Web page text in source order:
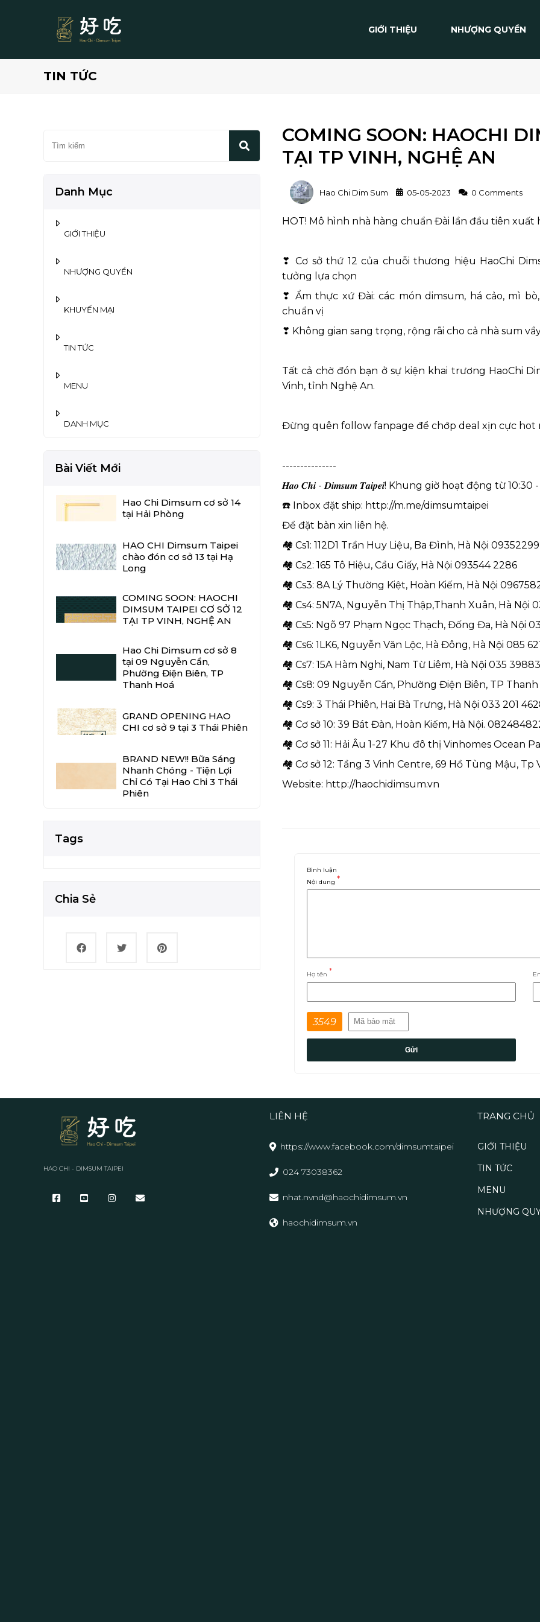
GIỚI THIỆU NHƯỢNG QUYỀN
TIN TỨC
COMING SOON: HAOCHI
TẠI TP VINH, NGHỆ AN
Hao Chi Dim Sum 05-05-2023 0 Comments
HOT! Mô hình nhà hàng chuẩn Đài lần đầu tiên xuất
❣ Cơ sở thứ 12 của chuỗi thương hiệu HaoChi
tưởng lựa chọn
❣ Ẩm thực xứ Đài: các món dimsum, há cảo, mì
chuẩn vị
❣ Không gian sang trọng, rộng rãi cho cả nhà sum
Tất cả chờ đón bạn ở sự kiện khai trương HaoChi
Vinh, tỉnh Nghệ An.
Đừng quên follow fanpage để chớp deal xịn cực hot
---------------
𝑯𝒂𝒐 𝑪𝒉𝒊 - 𝑫𝒊𝒎𝒔𝒖𝒎 𝑻𝒂𝒊𝒑𝒆𝒊! Khung giờ hoạt động từ 10:30
☎️ Inbox đặt ship: http://m.me/dimsumtaipei
Để đặt bàn xin liên hệ.
🏘 Cs1: 112D1 Trần Huy Liệu, Ba Đình, Hà Nội
🏘 Cs2: 165 Tô Hiệu, Cầu Giấy, Hà Nội 093544 2286
🏘 Cs3: 8A Lý Thường Kiệt, Hoàn Kiếm, Hà Nội
🏘 Cs4: 5N7A, Nguyễn Thị Thập,Thanh Xuân, Hà Nội
🏘 Cs5: Ngõ 97 Phạm Ngọc Thạch, Đống Đa, Hà Nội
🏘 Cs6: 1LK6, Nguyễn Văn Lộc, Hà Đông, Hà Nội 085
🏘 Cs7: 15A Hàm Nghi, Nam Từ Liêm, Hà Nội 035
🏘 Cs8: 09 Nguyễn Cẩn, Phường Điện Biên, TP Thanh
🏘 Cs9: 3 Thái Phiên, Hai Bà Trưng, Hà Nội 033 201
🏘 Cơ sở 10: 39 Bát Đàn, Hoàn Kiếm, Hà Nội.
🏘 Cơ sở 11: Hải Âu 1-27 Khu đô thị Vinhomes Ocean
🏘 Cơ sở 12: Tầng 3 Vinh Centre, 69 Hồ Tùng Mậu, Tp
Website: http://haochidimsum.vn
Bình luận
Nội dung *
Họ tên *
3549
Gửi
Danh Mục
GIỚI THIỆU
NHƯỢNG QUYỀN
KHUYẾN MẠI
TIN TỨC
MENU
DANH MỤC
Bài Viết Mới
Hao Chi Dimsum cơ sở 14
tại Hải Phòng
HAO CHI Dimsum Taipei
chào đón cơ sở 13 tại Hạ
Long
COMING SOON: HAOCHI
DIMSUM TAIPEI CƠ SỞ 12
TẠI TP VINH, NGHỆ AN
Hao Chi Dimsum cơ sở 8
tại 09 Nguyễn Cẩn,
Phường Điện Biên, TP
Thanh Hoá
GRAND OPENING HAO
CHI cơ sở 9 tại 3 Thái Phiên
BRAND NEW!! Bữa Sáng
Nhanh Chóng - Tiện Lợi
Chỉ Có Tại Hao Chi 3 Thái
Phiên
Tags
Chia Sẻ
HAO CHI - DIMSUM TAIPEI
LIÊN HỆ
https://www.facebook.com/dimsumtaipei
024 73038362
nhat.nvnd@haochidimsum.vn
haochidimsum.vn
TRANG CHỦ
GIỚI THIỆU
TIN TỨC
MENU
NHƯỢNG